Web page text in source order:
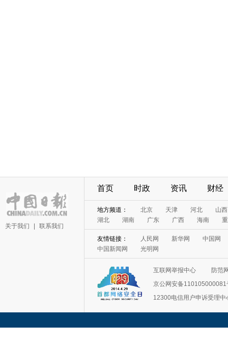
关于我们 联系我们
首页 时政 资讯 财经
地方频道： 北京 天津 河北
山西
湖北
湖南 广东 广西 海南
友情链接： 人民网 新华网
中国网
中国新闻网
光明网
互联网举报中心
防范
京公网安备110105000081
12300电信用户申诉受理中